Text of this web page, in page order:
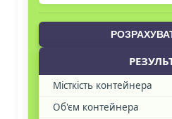
Місткість контейнера
Об'єм контейнера